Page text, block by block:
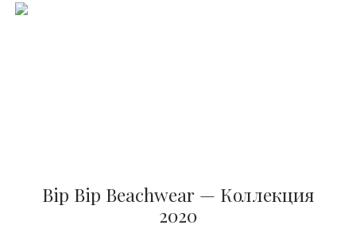
Bip Bip Beachwear — Коллекция
2020